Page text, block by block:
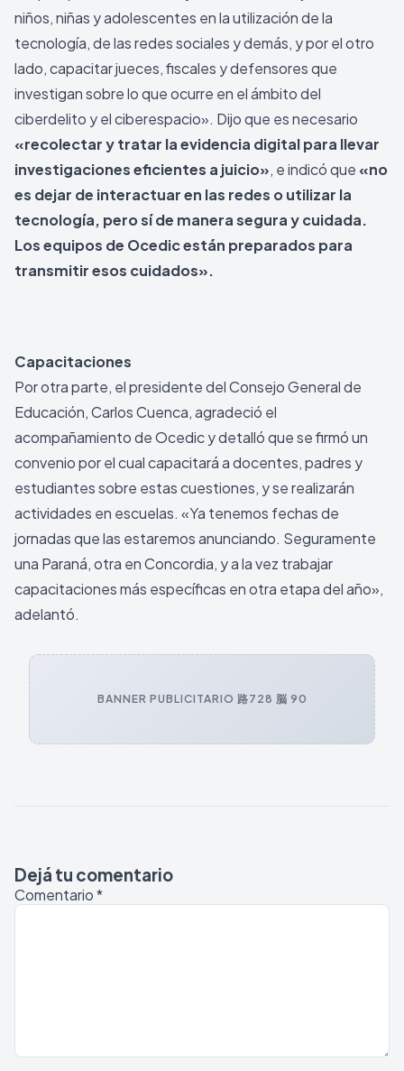
niños, niñas y adolescentes en la utilización de la
tecnología, de las redes sociales y demás, y por el otro
lado, capacitar jueces, fiscales y defensores que
investigan sobre lo que ocurre en el ámbito del
ciberdelito y el ciberespacio». Dijo que es necesario
«recolectar y tratar la evidencia digital para llevar
investigaciones eficientes a juicio», e indicó que «no
es dejar de interactuar en las redes o utilizar la
tecnología, pero sí de manera segura y cuidada.
Los equipos de Ocedic están preparados para
transmitir esos cuidados».
Capacitaciones
Por otra parte, el presidente del Consejo General de
Educación, Carlos Cuenca, agradeció el
acompañamiento de Ocedic y detalló que se firmó un
convenio por el cual capacitará a docentes, padres y
estudiantes sobre estas cuestiones, y se realizarán
actividades en escuelas. «Ya tenemos fechas de
jornadas que las estaremos anunciando. Seguramente
una Paraná, otra en Concordia, y a la vez trabajar
capacitaciones más específicas en otra etapa del año»,
adelantó.
BANNER PUBLICITARIO 路728 脳 90
Dejá tu comentario
Comentario*